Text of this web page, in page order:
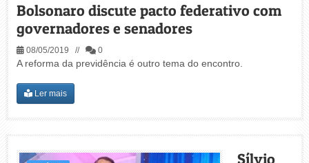
Bolsonaro discute pacto federativo com
governadores e senadores
08/05/2019 // 0
A reforma da previdência é outro tema do encontro.
Ler mais
Sílvio